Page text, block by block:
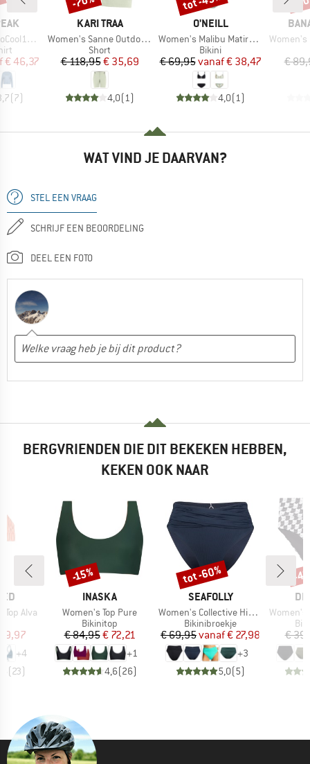
L/S
prijs
€ 46,37
(7)
MERK
KARI TRAA
Artikel
Women's Sanne Outdoor Shorts 8''
Productgroep
Short
Prijs
€ 118,95Verlaagde prijs
€ 35,69
4,0(1 )
MERK
O'NEILL
Artikel
Women's Malibu Matira Bikini Set
Productgroep
Bikini
Prijs
€ 69,95 Verlaagde prijs
vanaf€ 38,47
4,0(1 )
Artikel
Women's
€
WAT VIND JE DAARVAN?
STEL EEN VRAAG
SCHRIJF EEN BEOORDELING
DEEL EEN FOTO
BERGVRIENDEN DIE DIT BEKEKEN HEBBEN,
KEKEN OOK NAAR
Alva
prijs
+4
(23)
MERK
INASKA
Artikel
Women's Top Pure
Productgroep
Bikinitop
Prijs
€ 84,95Verlaagde prijs
€ 72,21
+1
4,6(26)
Korting
-15%
MERK
SEAFOLLY
Artikel
Women's Collective High Waist Wrap Front Pant
Productgroep
Bikinibroekje
Prijs
€ 69,95 Verlaagde prijs
vanaf€ 27,98
+3
5,0(5)
Korting
tot -60%
Artikel
Women's
€
-